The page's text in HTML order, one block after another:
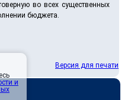
во всех существенных
бюджета.
Версия для печати
и